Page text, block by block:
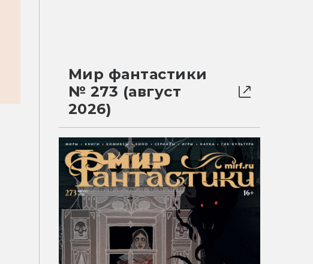
Мир фантастики
№ 273 (август
2026)